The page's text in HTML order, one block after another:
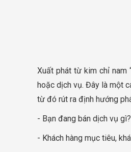
Xuất phát từ kim chỉ nam
hoặc dịch vụ. Đây là một
từ đó rút ra định hướng
- Bạn đang bán dịch vụ gì?
- Khách hàng mục tiêu,